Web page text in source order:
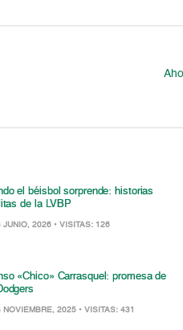
el béisbol sorprende: historias
de la LVBP
JUNIO, 2026 • VISITAS: 126
«Chico» Carrasquel: promesa de
NOVIEMBRE, 2025 • VISITAS: 431